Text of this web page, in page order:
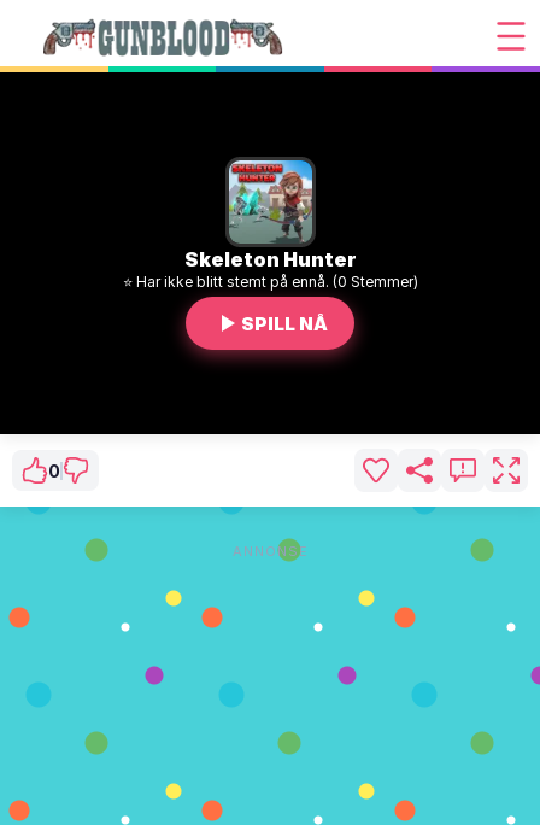
Skeleton Hunter
⭐ Har ikke blitt stemt på ennå. (0 Stemmer)
SPILL NÅ
0
ANNONSE